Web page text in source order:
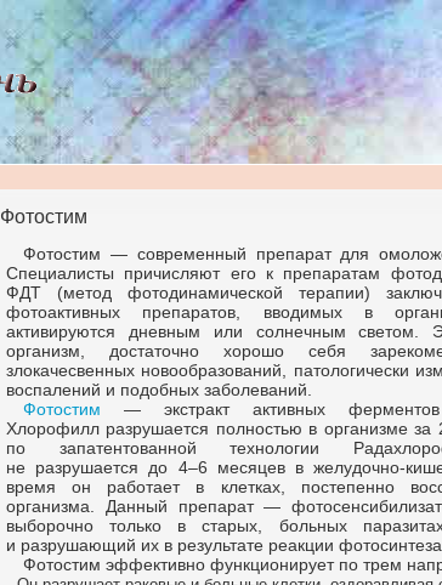
Фотостим
Фотостим — современный препарат для
Специалисты причисляют его к препаратам
ФДТ (метод фотодинамической терапии)
фотоактивных препаратов, вводимых в
активируются дневным или солнечным светом.
организм, достаточно хорошо себя
злокачесвенных новообразований, патологически
воспалений и подобных заболеваний.
Фотостим — экстракт активных
Хлорофилл разрушается полностью в организме за
по запатентованной технологии
не разрушается до 4–6 месяцев вжелудочно-
время он работает в клетках, постепенно
организма. Данный препарат —
выборочно только в старых, больных
и разрушающий их в результате реакции фотосинтеза
Фотостим эффективно функционирует по трем